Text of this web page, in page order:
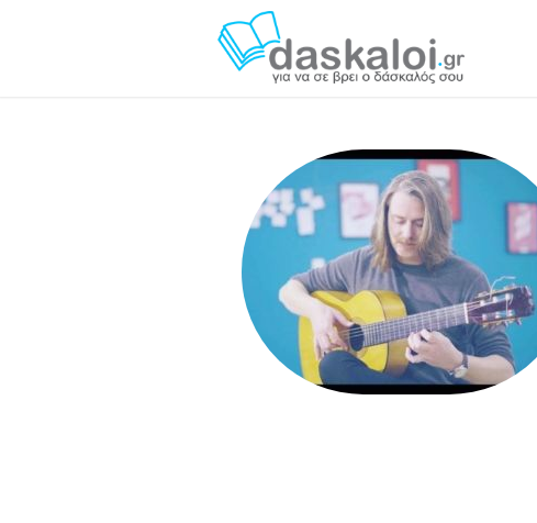
Θωμάς Νάτσης daskaloi.gr